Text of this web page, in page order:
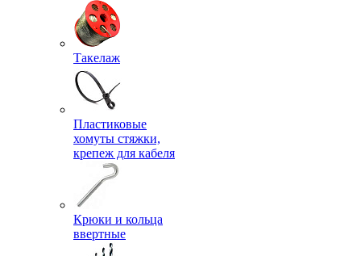
Такелаж
Пластиковые
хомуты стяжки,
крепеж для кабеля
Крюки и кольца
ввертные